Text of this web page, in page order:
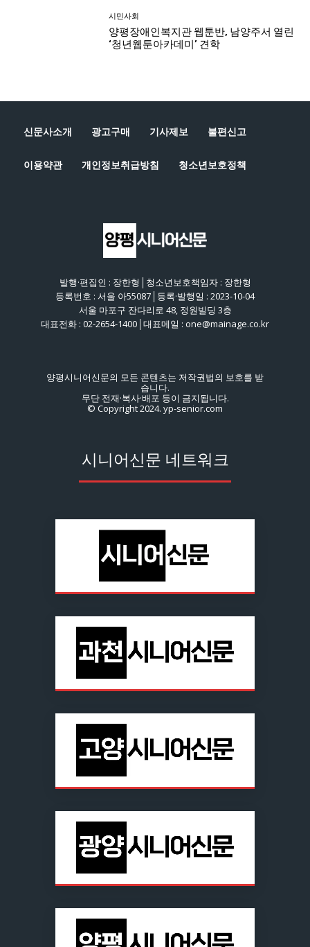
신문사소개 광고구매 기사제보 불편신고
이용약관 개인정보취급방침 청소년보호정책
발행·편집인 : 장한형│청소년보호책임자 : 장한형
등록번호 : 서울 아55087│등록·발행일 : 2023-10-04
서울 마포구 잔다리로 48, 정원빌딩 3층
대표전화 : 02-2654-1400│대표메일 : one@mainage.co.kr
양평시니어신문의 모든 콘텐츠는 저작권법의 보호를 받
습니다.
무단 전재·복사·배포 등이 금지됩니다.
© Copyright 2024. yp-senior.com
시니어신문 네트워크